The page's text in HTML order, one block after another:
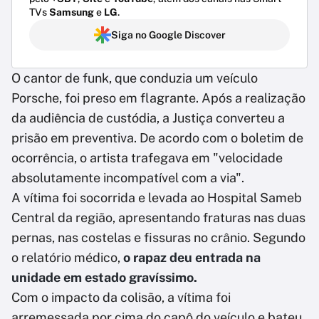
TVsSamsunge LG.
Siga no Google Discover
O cantor de funk, que conduzia um veículo
Porsche, foi preso em flagrante. Após a realização
da audiência de custódia, a Justiça converteu a
prisão em preventiva. De acordo com o boletim de
ocorrência, o artista trafegava em "velocidade
absolutamente incompatível com a via".
A vítima foi socorrida e levada ao Hospital Sameb
Central da região, apresentando fraturas nas duas
pernas, nas costelas e fissuras no crânio. Segundo
o relatório médico, o rapaz deu entrada na
unidade em estado gravíssimo.
Com o impacto da colisão, a vítima foi